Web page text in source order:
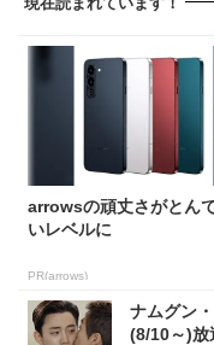
arrowsの頑丈さがとん
いレベルに
PR(arrows)
ナムグン
(8/10～)放